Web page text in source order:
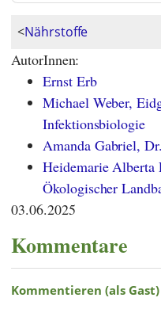
<Nährstoffe
AutorInnen:
Ernst Erb
Michael Weber,
Infektionsbiologie
Amanda Gabriel,
Heidemarie Alberta
Ökologischer
03.06.2025
Kommentare